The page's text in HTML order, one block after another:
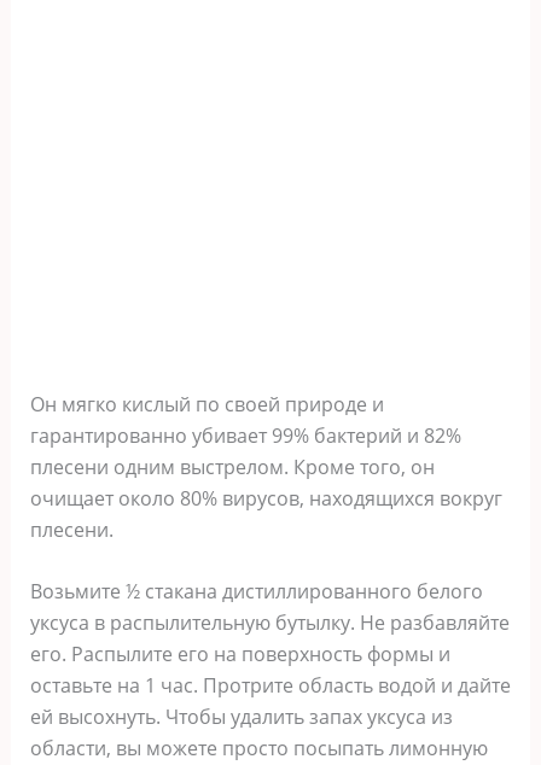
Он мягко кислый по своей природе и
гарантированно убивает 99% бактерий и 82%
плесени одним выстрелом. Кроме того, он
очищает около 80% вирусов, находящихся вокруг
плесени.
Возьмите ½ стакана дистиллированного белого
уксуса в распылительную бутылку. Не разбавляйте
его. Распылите его на поверхность формы и
оставьте на 1 час. Протрите область водой и дайте
ей высохнуть. Чтобы удалить запах уксуса из
области, вы можете просто посыпать лимонную